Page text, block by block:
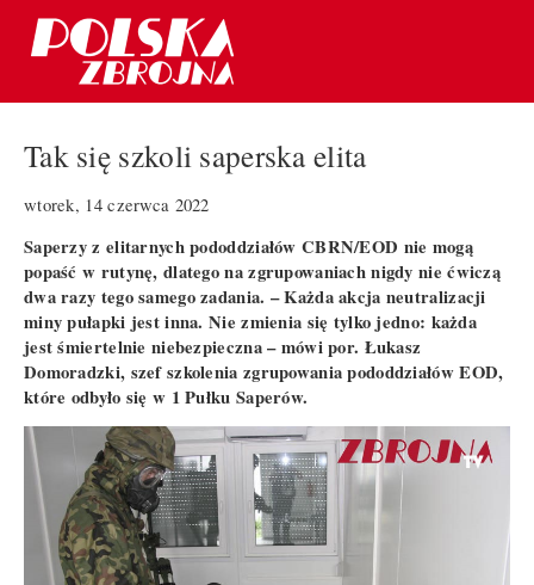
Tak się szkoli saperska elita
wtorek, 14 czerwca 2022
Saperzy z elitarnych pododdziałów CBRN/EOD nie mogą
popaść w rutynę, dlatego na zgrupowaniach nigdy nie ćwiczą
dwa razy tego samego zadania. – Każda akcja neutralizacji
miny pułapki jest inna. Nie zmienia się tylko jedno: każda
jest śmiertelnie niebezpieczna – mówi por. Łukasz
Domoradzki, szef szkolenia zgrupowania pododdziałów EOD,
które odbyło się w 1 Pułku Saperów.